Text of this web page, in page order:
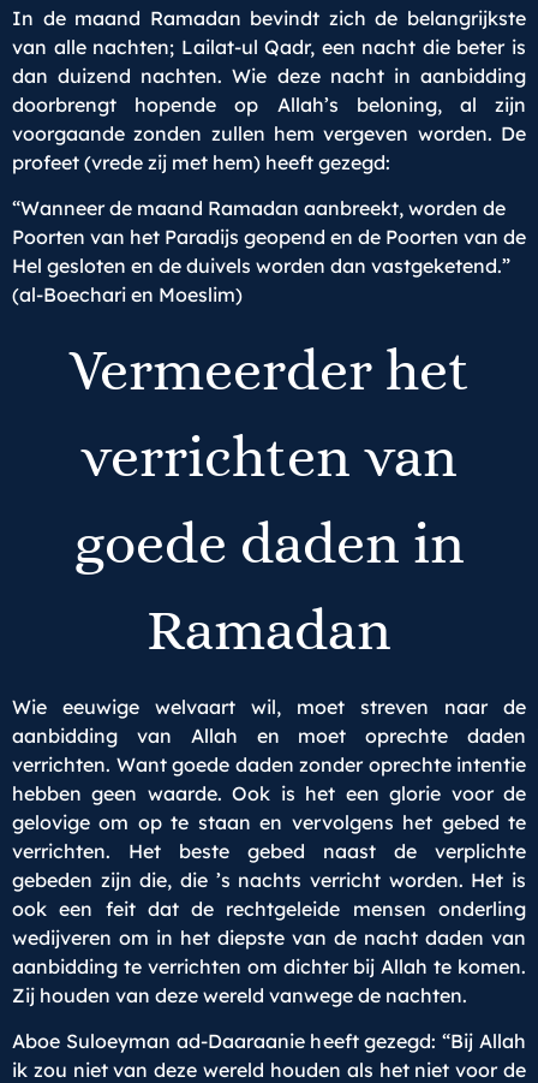
In de maand Ramadan bevindt zich de belangrijkste
van alle nachten; Lailat-ul Qadr, een nacht die beter is
dan duizend nachten. Wie deze nacht in aanbidding
doorbrengt hopende op Allah’s beloning, al zijn
voorgaande zonden zullen hem vergeven worden. De
profeet (vrede zij met hem) heeft gezegd:
“Wanneer de maand Ramadan aanbreekt, worden de
Poorten van het Paradijs geopend en de Poorten van de
Hel gesloten en de duivels worden dan vastgeketend.”
(al-Boechari en Moeslim)
Vermeerder het
verrichten van
goede daden in
Ramadan
Wie eeuwige welvaart wil, moet streven naar de
aanbidding van Allah en moet oprechte daden
verrichten. Want goede daden zonder oprechte intentie
hebben geen waarde. Ook is het een glorie voor de
gelovige om op te staan en vervolgens het gebed te
verrichten. Het beste gebed naast de verplichte
gebeden zijn die, die ’s nachts verricht worden. Het is
ook een feit dat de rechtgeleide mensen onderling
wedijveren om in het diepste van de nacht daden van
aanbidding te verrichten om dichter bij Allah te komen.
Zij houden van deze wereld vanwege de nachten.
Aboe Suloeyman ad-Daaraanie heeft gezegd: “Bij Allah
ik zou niet van deze wereld houden als het niet voor de